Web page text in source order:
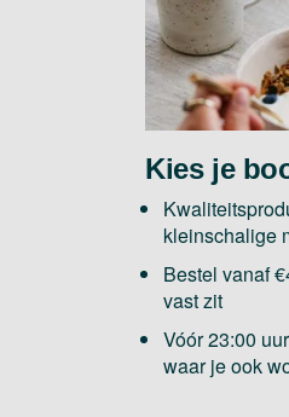
Kies je
kleinschalige
Bestel vanaf
vast zit
Vóór 23:00
waar je ook